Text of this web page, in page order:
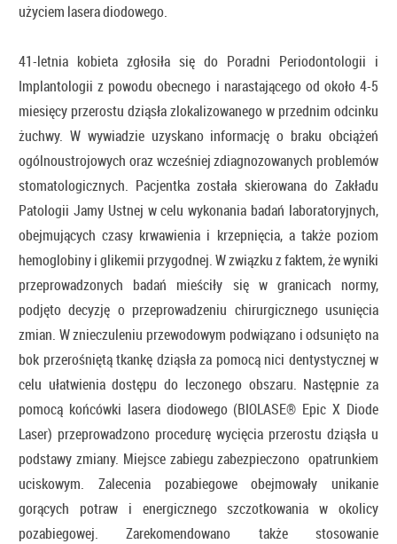
użyciem lasera diodowego.
41-letnia kobieta zgłosiła się do Poradni Periodontologii i
Implantologii z powodu obecnego i narastającego od około 4-5
miesięcy przerostu dziąsła zlokalizowanego w przednim odcinku
żuchwy. W wywiadzie uzyskano informację o braku obciążeń
ogólnoustrojowych oraz wcześniej zdiagnozowanych problemów
stomatologicznych. Pacjentka została skierowana do Zakładu
Patologii Jamy Ustnej w celu wykonania badań laboratoryjnych,
obejmujących czasy krwawienia i krzepnięcia, a także poziom
hemoglobiny i glikemii przygodnej. W związku z faktem, że wyniki
przeprowadzonych badań mieściły się w granicach normy,
podjęto decyzję o przeprowadzeniu chirurgicznego usunięcia
zmian. W znieczuleniu przewodowym podwiązano i odsunięto na
bok przerośniętą tkankę dziąsła za pomocą nici dentystycznej w
celu ułatwienia dostępu do leczonego obszaru. Następnie za
pomocą końcówki lasera diodowego (BIOLASE® Epic X Diode
Laser) przeprowadzono procedurę wycięcia przerostu dziąsła u
podstawy zmiany. Miejsce zabiegu zabezpieczono opatrunkiem
uciskowym. Zalecenia pozabiegowe obejmowały unikanie
gorących potraw i energicznego szczotkowania w okolicy
pozabiegowej. Zarekomendowano także stosowanie